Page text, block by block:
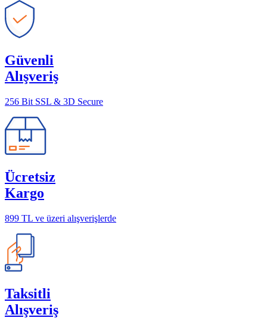
Güvenli
Alışveriş
256 Bit SSL & 3D Secure
Ücretsiz
Kargo
899 TL ve üzeri alışverişlerde
Taksitli
Alışveriş